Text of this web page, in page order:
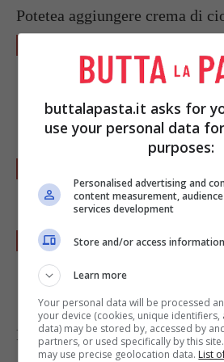
Potetea aggiungere crema di
sbattendo leggermente la
uniformemente.
dolce per mezz’ora.
Servite caldo,
zucchero a velo.
Foto diPatrizia Alunni
buttalapasta.it asks for
use your personal data
purposes:
Personalised advertising and
content measurement,
services development
Store and/or access
Learn more
Your personal data will be processed
your device (cookies, unique identifiers,
data) may be stored by, accessed by
partners, or used specifically by this
may use precise geolocation data. List